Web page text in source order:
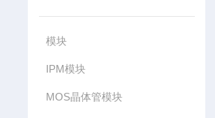
模块
IPM模块
MOS晶体管模块